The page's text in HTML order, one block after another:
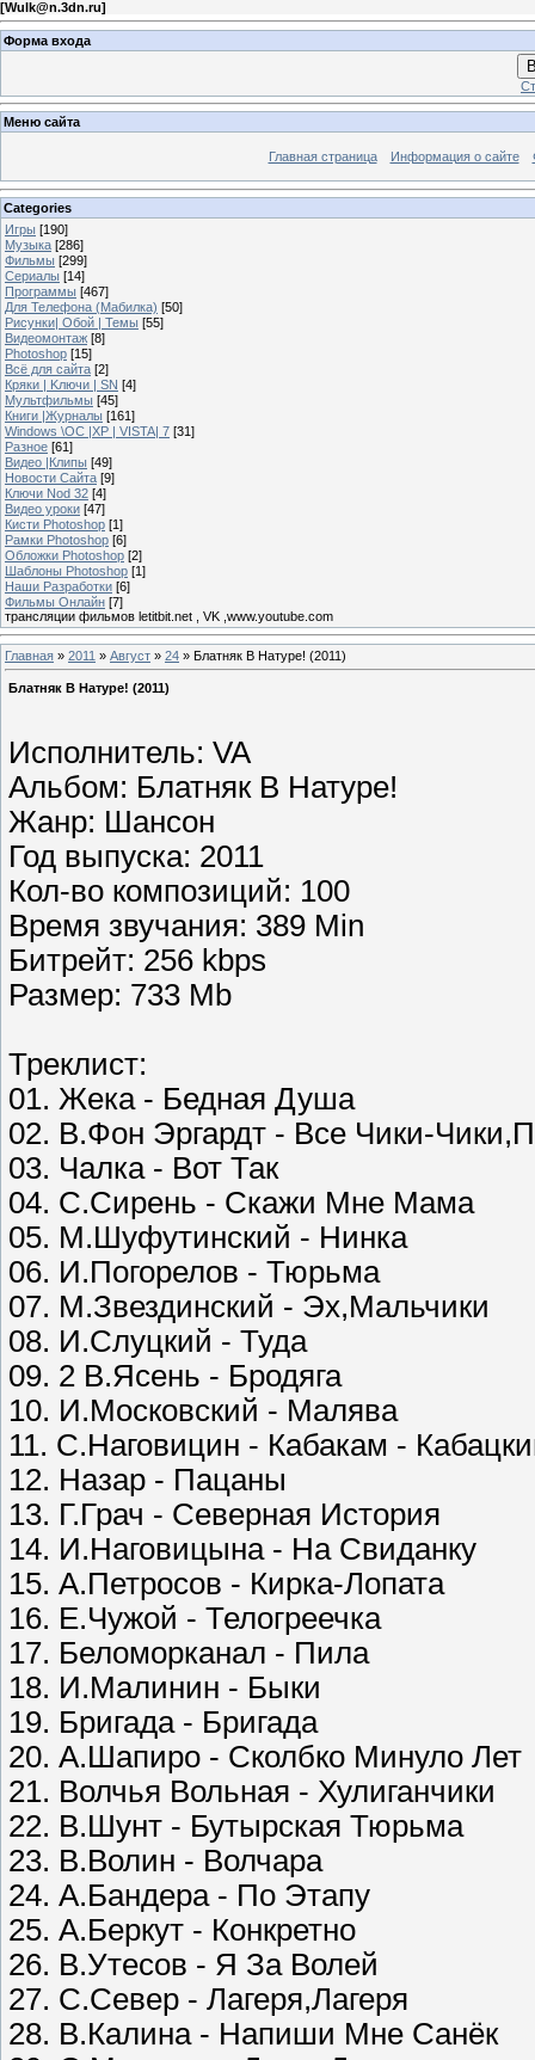
[Wulk@n.3dn.ru]
Форма входа
Меню сайта
Главная страница Информация о сайте
Categories
Игры [190]
Музыка [286]
Фильмы [299]
Сериалы [14]
Программы [467]
Для Телефона (Мабилка) [50]
Рисунки| Обой | Темы [55]
Видеомонтаж [8]
Photoshop [15]
Всё для сайта [2]
Кряки | Kлючи | SN [4]
Мультфильмы [45]
Книги |Журналы [161]
Windows \OC |XP | VISTA| 7 [31]
Разное [61]
Видео |Клипы [49]
Новости Сайта [9]
Ключи Nod 32 [4]
Видео уроки [47]
Кисти Photoshop [1]
Рамки Photoshop [6]
Обложки Photoshop [2]
Шаблоны Photoshop [1]
Наши Разработки [6]
Фильмы Онлайн [7]
трансляции фильмов letitbit.net , VK ,www.youtube.com
Главная » 2011 » Август » 24 » Блатняк В Натуре! (2011)
Блатняк В Натуре! (2011)
Исполнитель: VA
Альбом: Блатняк В Натуре!
Жанр: Шансон
Год выпуска: 2011
Кол-во композиций: 100
Время звучания: 389 Min
Битрейт: 256 kbps
Размер: 733 Mb
Треклист:
01. Жека - Бедная Душа
02. В.Фон Эргардт - Все Чики-
03. Чалка - Вот Так
04. С.Сирень - Скажи Мне Мама
05. М.Шуфутинский - Нинка
06. И.Погорелов - Тюрьма
07. М.Звездинский - Эх,Мальчики
08. И.Слуцкий - Туда
09. 2 В.Ясень - Бродяга
10. И.Московский - Малява
11. С.Наговицин - Кабакам -
12. Назар - Пацаны
13. Г.Грач - Северная История
14. И.Наговицына - На Свиданку
15. А.Петросов - Кирка-Лопата
16. Е.Чужой - Телогреечка
17. Беломорканал - Пила
18. И.Малинин - Быки
19. Бригада - Бригада
20. А.Шапиро - Сколбко Минуло Лет
21. Волчья Вольная - Хулиганчики
22. В.Шунт - Бутырская Тюрьма
23. В.Волин - Волчара
24. А.Бандера - По Этапу
25. А.Беркут - Конкретно
26. В.Утесов - Я За Волей
27. С.Север - Лагеря,Лагеря
28. В.Калина - Напиши Мне Санёк